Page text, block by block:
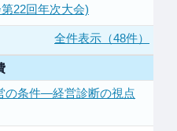
22回年次大会)
全件表示（48件）
の条件―経営診断の視点